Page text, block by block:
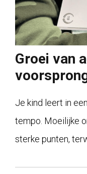
Groei van
Je kind leert in
tempo. Moeilijke
sterke punten,